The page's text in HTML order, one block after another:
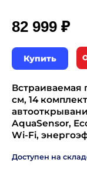
82 999 ₽
Купить
Встраиваемая
см, 14
AquaSensor,
Wi-Fi,
Доступен на